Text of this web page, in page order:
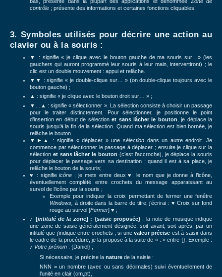
contrôle ; présente des informations et certaines fonctions cliquables.
3. Symboles utilisés pour décrire une action au
clavier ou à la souris :
▼
: signifie « je clique avec le bouton gauche de ma souris sur…» (les
gauchers qui auront programmé leur souris à leur main, intervertiront) ; le
clic est un double mouvement : appui et relâche.
▼▼
: signifie « je double-clique sur… » (on double-clique toujours avec le
bouton gauche) ;
▲ : signifie « je clique avec le bouton droit sur… » ;
▼…▲ : signifie « sélectionner ». La sélection consiste à choisir un passage
pour le traiter distinctement. Pour sélectionner, je positionne le point
d’insertion en début de sélectionet sans lâcher le bouton , je déplace la
souris jusqu’à la fin de la sélection. Quand ma sélection est bien bornée, je
relâche le bouton.
▼►▲ : signifie « déplacer » une sélection dans un autre endroit. Je
commence par sélectionner le passage à déplacer ; ensuite je clique sur la
sélection et sans lâcher le bouton (c’est l’accroche), je déplace la souris
pour déplacer le passage vers sa destination ; quand il est à sa place, je
relâche le bouton de la souris;
♥ : signifieicône ; je mets entre deux ♥, le nom que je donne à l’icône,
éventuellement complété entre crochets du message apparaissant au
survol de l’icône par la souris ;
Exemple pour indiquer la croix permettant de fermer une fenêtre
Windows, à droite dans la barre de titre, j’écrirai : ♥ Croix sur fond
rouge au survol [Fermer] ♥ ;
♪
[intitulé de la zone] : {saisie proposée}: la note de musique indique
une zone de saisie généralement désignée, soit avant, soit après, par un
intitulé que j’indique entre crochets ; si unevaleur précise est à saisir dans
le cadre de la procédure, je la propose à la suite de « : » entre {}.
Exemple :
♪ Votre prénom : {Daniel} ;
Si nécessaire, je précise la nature de la saisie :
NNN = un nombre (avec ou sans décimales) suivi éventuellement de
l’unité en clair (cm,pt),